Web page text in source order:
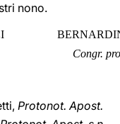
nono.
Congr.
Protonot. Apost.